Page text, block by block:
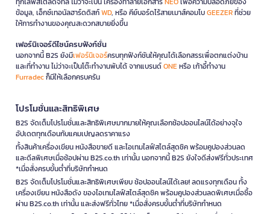
ข้อมูล, เอ็กซ์เทอนัลฮาร์ดดิสก์WD, หรือ คีย์บอร์ดไร้สายเมาส์คอมโบGEEZERที่ช่วย
ให้การทำงานของคุณสะดวกสบายยิ่งขึ้น
เฟอร์นิเจอร์ดีไซน์ครบฟังก์ชั่น
นอกจากนี้ B2S ยังมีเฟอร์นิเจอร์ครบทุกฟังก์ชันให้คุณได้เลือกสรรเพื่อตกแต่งบ้าน
และที่ทำงาน ไม่ว่าจะเป็นโต๊ะทำงานพับได้ จากแบรนด์ONEหรือ เก้าอี้ทำงาน
Furradecก็มีให้เลือกครบครัน
โปรโมชั่นและสิทธิพิเศษ
B2S จัดเต็มโปรโมชั่นและสิทธิพิเศษมากมายให้คุณเลือกช้อปออนไลน์ได้อย่างจุใจ
อัปเดตทุกเดือนกับแคมเปญลดราคาแรง
ทั้งสินค้าเครื่องเขียน หนังสือขายดี และไอเทมไลฟ์สไตล์สุดชิค พร้อมคูปองส่วนลด
และดีลพิเศษเมื่อช้อปผ่าน B2S.co.th เท่านั้น นอกจากนี้ B2S ยังใจดีส่งฟรีทั่วประเทศ
*เมื่อสั่งครบขั้นต่ำที่บริษัทกำหนด
B2S จัดเต็มโปรโมชั่นและสิทธิพิเศษเพียบ ช้อปออนไลน์ได้เลย! ลดแรงทุกเดือน ทั้ง
เครื่องเขียน หนังสือดัง ของไอเทมไลฟ์สไตล์สุดชิค พร้อมคูปองส่วนลดพิเศษเมื่อซื้อ
ผ่าน B2S.co.th เท่านั้น และส่งฟรีทั่วไทย *เมื่อสั่งครบขั้นต่ำที่บริษัทกำหนด